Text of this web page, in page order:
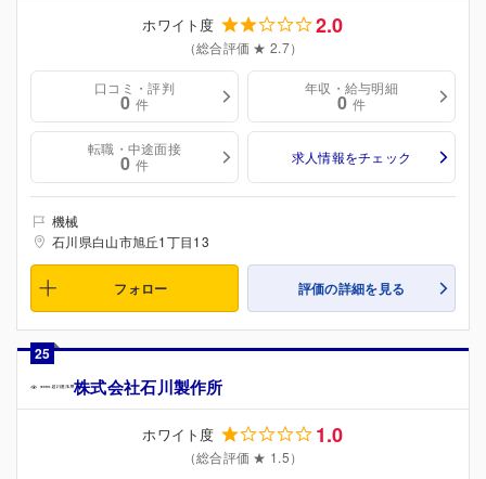
ホワイト度 2.0
（総合評価 ★ 2.7）
口コミ・評判
0 件
年収・給与明細
0 件
転職・中途面接
0 件 求人情報をチェック
機械
石川県白山市旭丘1丁目13
フォロー 評価の詳細を見る
25
株式会社石川製作所
ホワイト度 1.0
（総合評価 ★ 1.5）